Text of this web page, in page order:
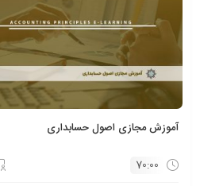
آموزش مجازی اصول حسابداری
70:00